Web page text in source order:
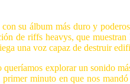
su álbum más duro y
de riffs heavys, que
una voz capaz de destruir
explorar un sonido
minuto en que nos mandó